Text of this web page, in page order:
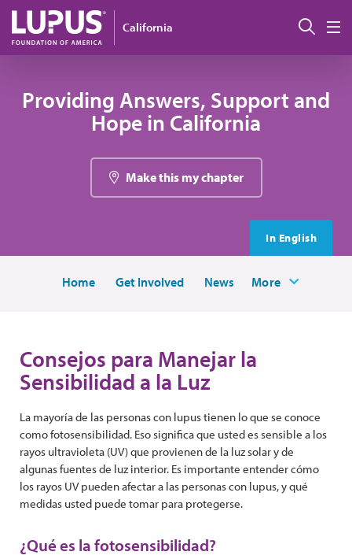
Pasar al contenido principal
California
Providing Answers, Support and
Hope in California
Make this my chapter
In English
Home Get Involved News More
Consejos para Manejar la
Sensibilidad a la Luz
La mayoría de las personas con lupus tienen lo que se conoce
como fotosensibilidad. Eso significa que usted es sensible a los
rayos ultravioleta (UV) que provienen de la luz solar y de
algunas fuentes de luz interior. Es importante entender cómo
los rayos UV pueden afectar a las personas con lupus, y qué
medidas usted puede tomar para protegerse.
¿Qué es la fotosensibilidad?